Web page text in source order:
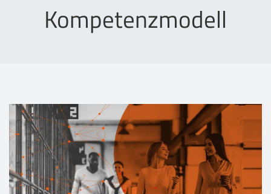
Events
Kontakt
EN
Kompetenzmodell